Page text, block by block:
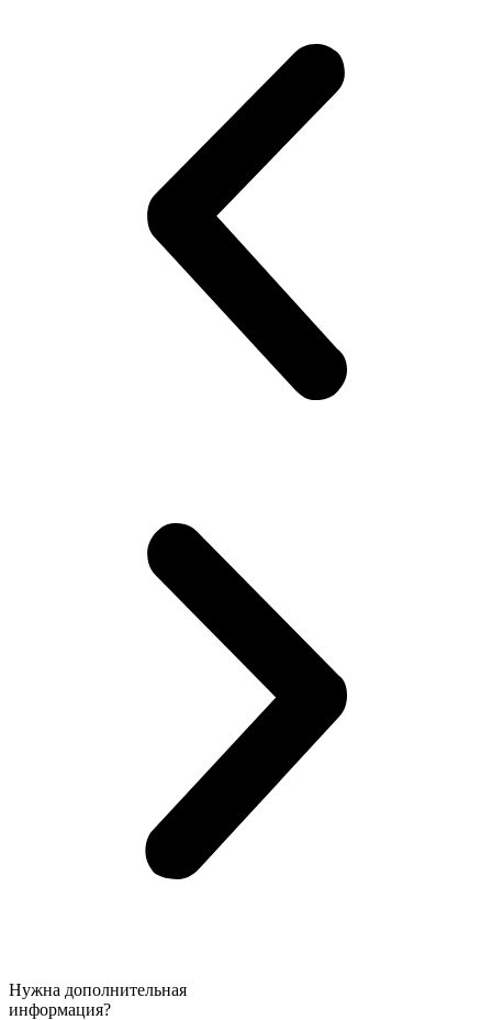
Нужна дополнительная
информация?